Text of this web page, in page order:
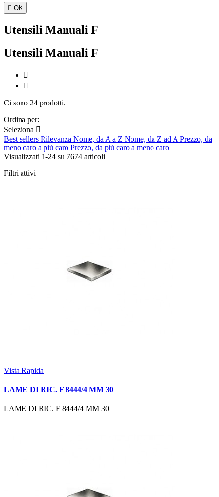
 OK
Utensili Manuali F
Utensili Manuali F


Ci sono 24 prodotti.
Ordina per:
Seleziona 
Best sellers Rilevanza Nome, da A a Z Nome, da Z ad A Prezzo, da
meno caro a più caro Prezzo, da più caro a meno caro
Visualizzati 1-24 su 7674 articoli
Filtri attivi
Vista Rapida
LAME DI RIC. F 8444/4 MM 30
LAME DI RIC. F 8444/4 MM 30